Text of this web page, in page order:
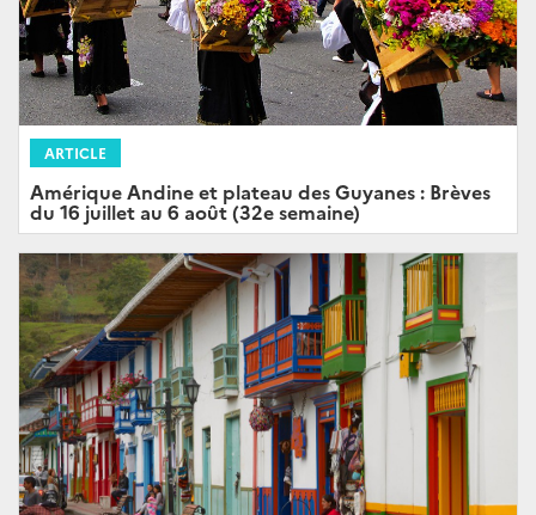
ARTICLE
Amérique Andine et plateau des Guyanes : Brèves
du 16 juillet au 6 août (32e semaine)